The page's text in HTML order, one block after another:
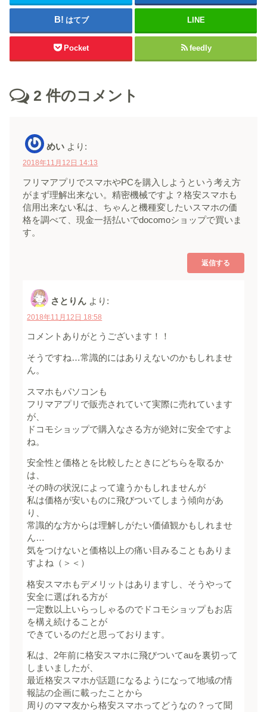
はてブ LINE
Pocket feedly
2 件のコメント
めい より:
2018年11月12日 14:13
フリマアプリでスマホやPCを購入しようという考え方
がまず理解出来ない。精密機械ですよ？格安スマホも
信用出来ない私は、ちゃんと機種変したいスマホの価
格を調べて、現金一括払いでdocomoショップで買いま
す。
返信する
さとりん より:
2018年11月12日 18:58
コメントありがとうございます！！
そうですね…常識的にはありえないのかもしれませ
ん。
スマホもパソコンも
フリマアプリで販売されていて実際に売れています
が、
ドコモショップで購入なさる方が絶対に安全ですよ
ね。
安全性と価格とを比較したときにどちらを取るか
は、
その時の状況によって違うかもしれませんが
私は価格が安いものに飛びついてしまう傾向があ
り、
常識的な方からは理解しがたい価値観かもしれませ
ん…
気をつけないと価格以上の痛い目みることもありま
すよね（＞＜）
格安スマホもデメリットはありますし、そうやって
安全に選ばれる方が
一定数以上いらっしゃるのでドコモショップもお店
を構え続けることが
できているのだと思っております。
私は、2年前に格安スマホに飛びついてauを裏切って
しまいましたが、
最近格安スマホが話題になるようになって地域の情
報誌の企画に載ったことから
周りのママ友から格安スマホってどうなの？って聞